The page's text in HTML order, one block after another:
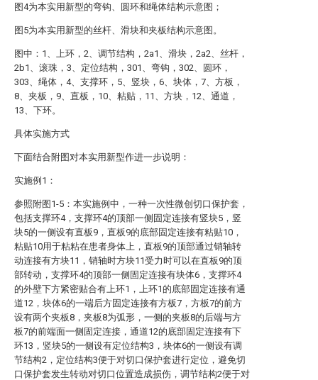
图4为本实用新型的弯钩、圆环和绳体结构示意图；
图5为本实用新型的丝杆、滑块和夹板结构示意图。
图中：1、上环，2、调节结构，2a1、滑块，2a2、丝杆，
2b1、滚珠，3、定位结构，301、弯钩，302、圆环，
303、绳体，4、支撑环，5、竖块，6、块体，7、方板，
8、夹板，9、直板，10、粘贴，11、方块，12、通道，
13、下环。
具体实施方式
下面结合附图对本实用新型作进一步说明：
实施例1：
参照附图1-5：本实施例中，一种一次性微创切口保护套，
包括支撑环4，支撑环4的顶部一侧固定连接有竖块5，竖
块5的一侧设有直板9，直板9的底部固定连接有粘贴10，
粘贴10用于粘粘在患者身体上，直板9的顶部通过销轴转
动连接有方块11，销轴时方块11受力时可以在直板9的顶
部转动，支撑环4的顶部一侧固定连接有块体6，支撑环4
的外壁下方紧密贴合有上环1，上环1的底部固定连接有通
道12，块体6的一端后方固定连接有方板7，方板7的前方
设有两个夹板8，夹板8为弧形，一侧的夹板8的后端与方
板7的前端面一侧固定连接，通道12的底部固定连接有下
环13，竖块5的一侧设有定位结构3，块体6的一侧设有调
节结构2，定位结构3便于对切口保护套进行定位，避免切
口保护套发生转动对切口位置造成损伤，调节结构2便于对